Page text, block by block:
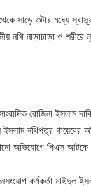
সাড়ে ৩টার মধ্যে স্বাস্থ্য
নথি নাড়াচাড়া ও
রোজিনা ইসলাম
নথিপত্র গায়েবের
অভিযোগে পিএস আটকে
কর্মকর্তা মাইদুল